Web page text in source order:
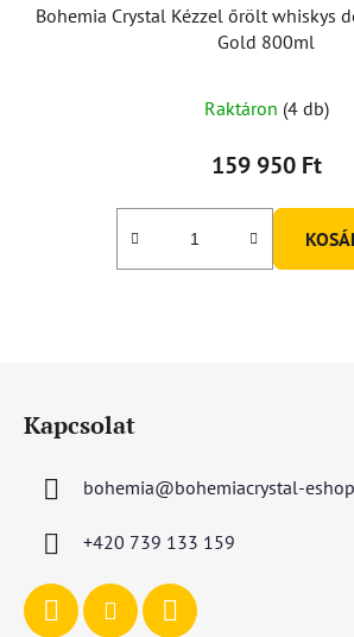
Bohemia Crystal Kézzel őrölt whiskys
Gold 800ml
Raktáron (4 db)
159 950 Ft
Kapcsolat
bohemia@bohemiacrystal-
+420 739 133 159